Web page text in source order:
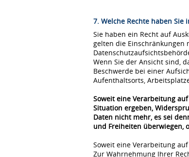
7. Welche Rechte haben
Sie haben ein Recht auf
gelten die Einschränkungen
Wenn Sie der Ansicht sind,
Beschwerde bei einer
Aufenthaltsorts,
Soweit eine Verarbeitung
Situation ergeben,
Daten nicht mehr, es sei
und Freiheiten überwiegen,
Soweit eine Verarbeitung
Zur Wahrnehmung Ihrer